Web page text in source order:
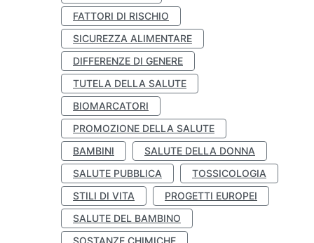
FATTORI DI RISCHIO
SICUREZZA ALIMENTARE
DIFFERENZE DI GENERE
TUTELA DELLA SALUTE
BIOMARCATORI
PROMOZIONE DELLA SALUTE
BAMBINI
SALUTE DELLA DONNA
SALUTE PUBBLICA
TOSSICOLOGIA
STILI DI VITA
PROGETTI EUROPEI
SALUTE DEL BAMBINO
SOSTANZE CHIMICHE